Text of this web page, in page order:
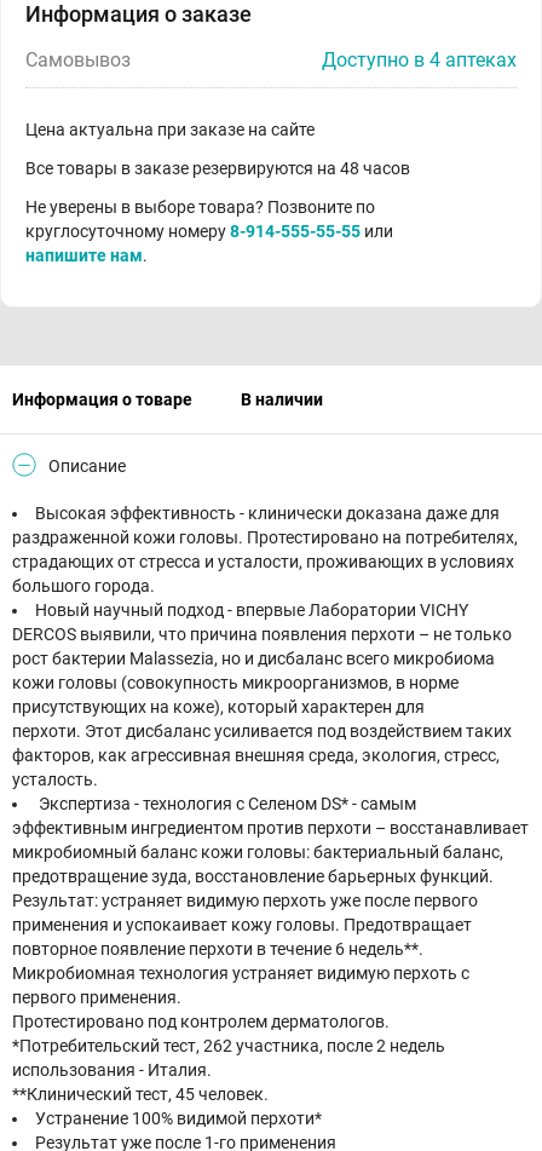
Информация о заказе
Самовывоз Доступно в 4 аптеках
Цена актуальна при заказе на сайте
Все товары в заказе резервируются на 48 часов
Не уверены в выборе товара? Позвоните по
круглосуточному номеру8-914-555-55-55 или
напишите нам.
Информация о товаре В наличии
Описание
Высокая эффективность - клинически доказана даже для
раздраженной кожи головы. Протестировано на потребителях,
страдающих от стресса и усталости, проживающих в условиях
большого города.
Новый научный подход - впервые Лаборатории VICHY
DERCOS выявили, что причина появления перхоти – не только
рост бактерии Malassezia, но и дисбаланс всего микробиома
кожи головы (совокупность микроорганизмов, в норме
присутствующих на коже), который характерен для
перхоти. Этот дисбаланс усиливается под воздействием таких
факторов, как агрессивная внешняя среда, экология, стресс,
усталость.
Экспертиза - технология с Селеном DS* - самым
эффективным ингредиентом против перхоти – восстанавливает
микробиомный баланс кожи головы: бактериальный баланс,
предотвращение зуда, восстановление барьерных функций.
Результат: устраняет видимую перхоть уже после первого
применения и успокаивает кожу головы. Предотвращает
повторное появление перхоти в течение 6 недель**.
Микробиомная технология устраняет видимую перхоть с
первого применения.
Протестировано под контролем дерматологов.
*Потребительский тест, 262 участника, после 2 недель
использования - Италия.
**Клинический тест, 45 человек.
Устранение 100% видимой перхоти*
Результат уже после 1-го применения